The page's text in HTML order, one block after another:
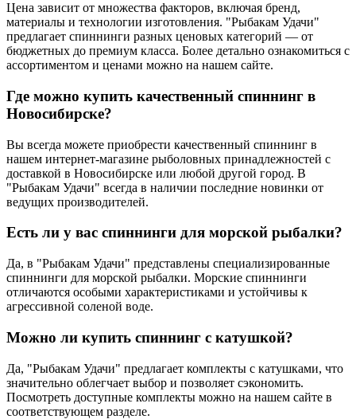
Цена зависит от множества факторов, включая бренд,
материалы и технологии изготовления. "Рыбакам Удачи"
предлагает спиннинги разных ценовых категорий — от
бюджетных до премиум класса. Более детально ознакомиться с
ассортиментом и ценами можно на нашем сайте.
Где можно купить качественный спиннинг в
Новосибирске?
Вы всегда можете приобрести качественный спиннинг в
нашем интернет-магазине рыболовных принадлежностей с
доставкой в Новосибирске или любой другой город. В
"Рыбакам Удачи" всегда в наличии последние новинки от
ведущих производителей.
Есть ли у вас спиннинги для морской рыбалки?
Да, в "Рыбакам Удачи" представлены специализированные
спиннинги для морской рыбалки. Морские спиннинги
отличаются особыми характеристиками и устойчивы к
агрессивной соленой воде.
Можно ли купить спиннинг с катушкой?
Да, "Рыбакам Удачи" предлагает комплекты с катушками, что
значительно облегчает выбор и позволяет сэкономить.
Посмотреть доступные комплекты можно на нашем сайте в
соответствующем разделе.